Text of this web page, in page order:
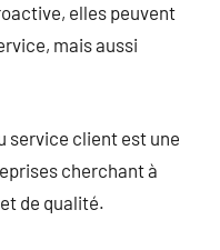
elles peuvent
mais aussi
service client est une
cherchant à
de qualité.